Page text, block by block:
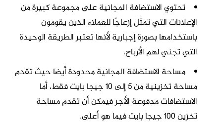
تحتوي الاستضافة المجانية على مجموعة كبيرة من
الإعلانات التي تمثل إزعاجًا للعملاء الذين يقومون
باستخدامها بصورة إجبارية لأنها تعتبر الطريقة الوحيدة
التي تجني لهم الأرباح.
مساحة الاستضافة المجانية محدودة أيضا حيث تقدم
مساحة تخزينية من 5 إلى 10 جيجا بايت فقط، أما
الاستضافات مدفوعة الأجر فيمكن أن تقدم مساحة
تخزين 100 جيجا بايت فيما هو أعلى.